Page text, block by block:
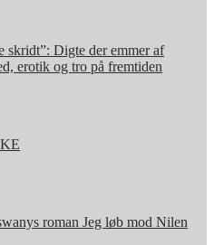
skridt”: Digte der emmer af
erotik og tro på fremtiden
roman Jeg løb mod Nilen